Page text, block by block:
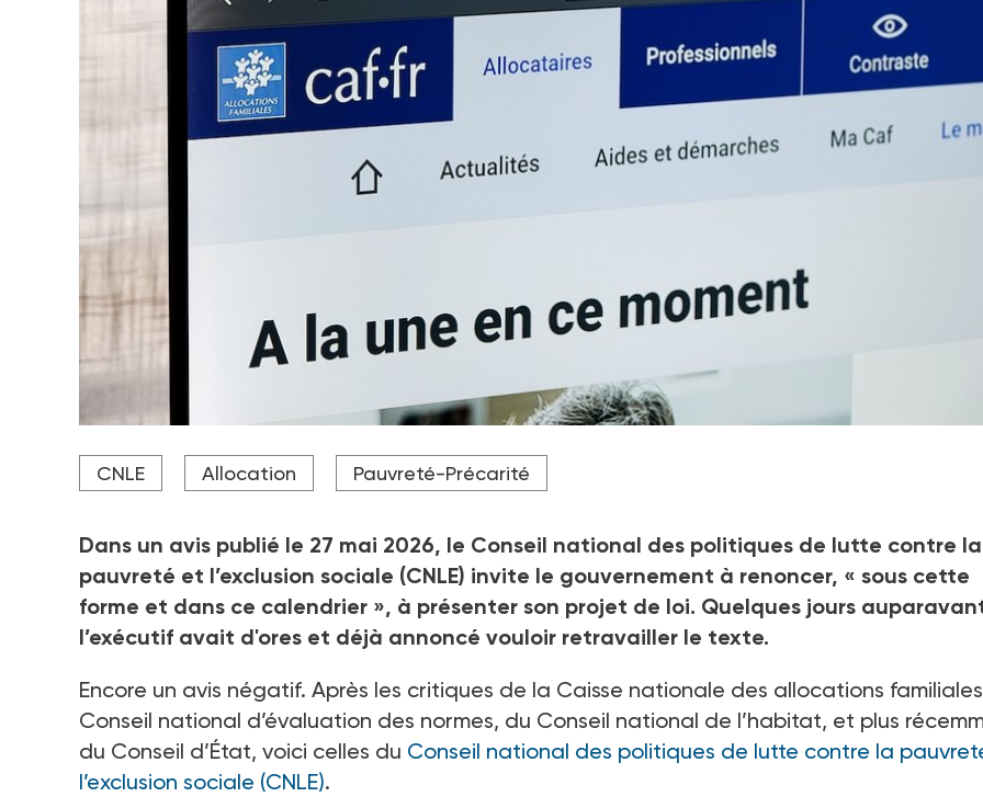
L'allocation de solidarité unifiée prévoit de réformer le mode de calcul du RSA, de la prime d'activité et des APL.
Crédit photo Adobe Stock
CNLE Allocation Pauvreté-Précarité
Dans un avis publié le 27 mai 2026, le Conseil national des politiques de lutte contre la
pauvreté et l’exclusion sociale (CNLE) invite le gouvernement à renoncer, « sous cette
forme et dans ce calendrier », à présenter son projet de loi. Quelques jours
l’exécutif avait d'ores et déjà annoncé vouloir retravailler le texte.
Encore un avis négatif. Après les critiques de la Caisse nationale des allocations
Conseil national d’évaluation des normes, du Conseil national de l’habitat, et plus
du Conseil d’État, voici celles du Conseil national des politiques de lutte contre la
l’exclusion sociale (CNLE).